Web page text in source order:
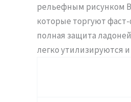
рельефным рисунком
которые торгуют
полная защита
легко утилизируются